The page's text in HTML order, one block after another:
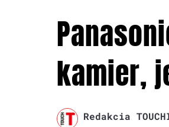
kamier,
Redakcia